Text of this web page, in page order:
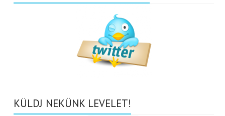
KÜLDJ NEKÜNK LEVELET!